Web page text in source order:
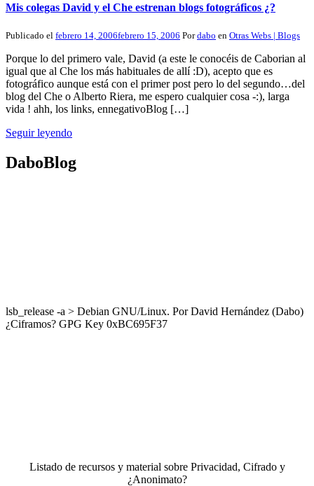
Mis colegas David y el Che estrenan blogs fotográficos ¿?
Publicado el febrero 14, 2006febrero 15, 2006 Pordabo en Otras Webs | Blogs
Porque lo del primero vale, David (a este le conocéis de Caborian al
igual que al Che los más habituales de allí :D), acepto que es
fotográfico aunque está con el primer post pero lo del segundo…del
blog del Che o Alberto Riera, me espero cualquier cosa -:), larga
vida ! ahh, los links, ennegativoBlog […]
Seguir leyendo
DaboBlog
lsb_release -a > Debian GNU/Linux. Por David Hernández (Dabo)
¿Ciframos? GPG Key 0xBC695F37
Listado de recursos y material sobre Privacidad, Cifrado y
¿Anonimato?